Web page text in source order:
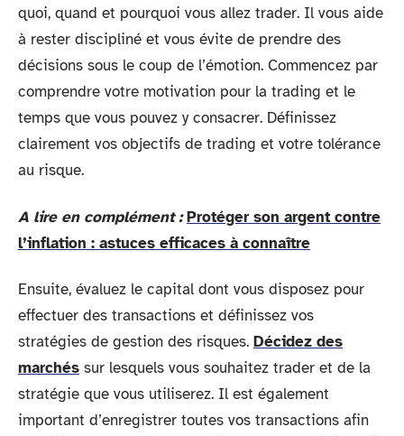
quoi, quand et pourquoi vous allez trader. Il vous aide
à rester discipliné et vous évite de prendre des
décisions sous le coup de l’émotion. Commencez par
comprendre votre motivation pour la trading et le
temps que vous pouvez y consacrer. Définissez
clairement vos objectifs de trading et votre tolérance
au risque.
A lire en complément : Protéger son argent contre
l’inflation : astuces efficaces à connaître
Ensuite, évaluez le capital dont vous disposez pour
effectuer des transactions et définissez vos
stratégies de gestion des risques. Décidez des
marchés sur lesquels vous souhaitez trader et de la
stratégie que vous utiliserez. Il est également
important d’enregistrer toutes vos transactions afin